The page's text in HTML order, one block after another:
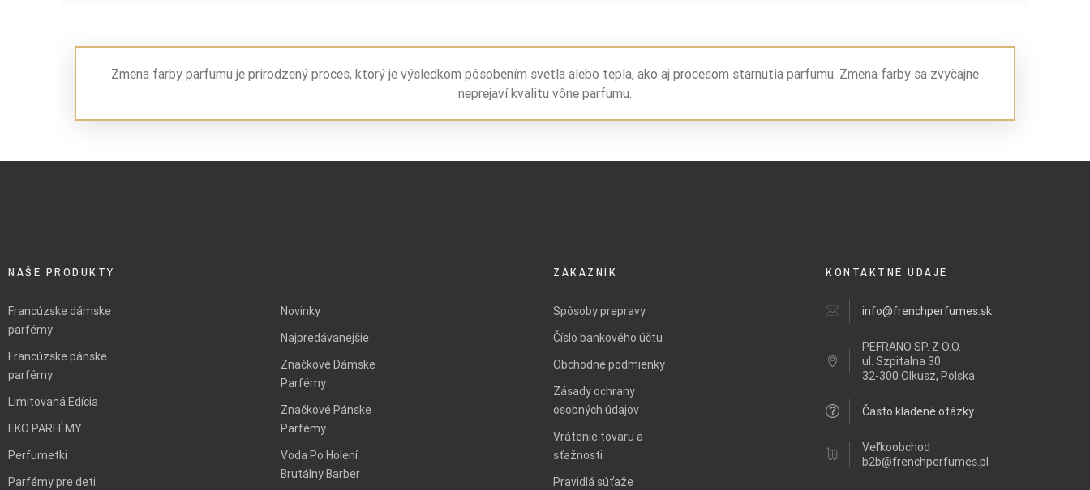
Zmena farby parfumu je prirodzený proces, ktorý je výsledkom pôsobením svetla alebo tepla, ako aj procesom starnutia parfumu. Zmena farby sa zvyčajne
neprejaví kvalitu vône parfumu.
NAŠE PRODUKTY
Francúzske dámske
parfémy
Francúzske pánske
parfémy
Limitovaná Edícia
EKO PARFÉMY
Perfumetki
Parfémy pre deti
Novinky
Najpredávanejšie
Značkové Dámske
Parfémy
Značkové Pánske
Parfémy
Voda Po Holení
Brutálny Barber
ZÁKAZNÍK
Spôsoby prepravy
Číslo bankového účtu
Obchodné podmienky
Zásady ochrany
osobných údajov
Vrátenie tovaru a
sťažnosti
Pravidlá súťaže
KONTAKTNÉ ÚDAJE
info@frenchperfumes.sk
PEFRANO SP. Z O.O.
ul. Szpitalna 30
32-300 Olkusz, Polska
Často kladené otázky
Veľkoobchod
b2b@frenchperfumes.pl